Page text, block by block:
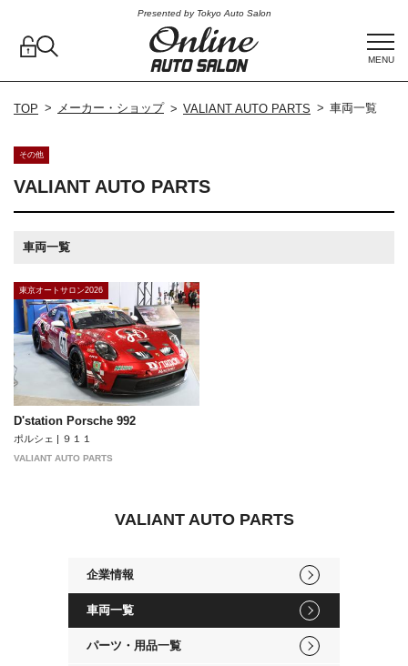
Presented by Tokyo Auto Salon
MENU
TOP メーカー・ショップ VALIANT AUTO PARTS 車両一覧
その他
VALIANT AUTO PARTS
車両一覧
東京オートサロン2026
D'station Porsche 992
ポルシェ | ９１１
VALIANT AUTO PARTS
VALIANT AUTO PARTS
企業情報
車両一覧
パーツ・用品一覧